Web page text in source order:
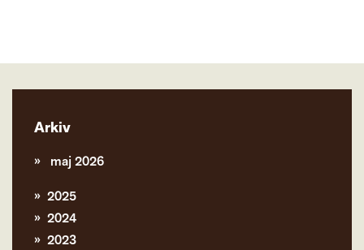
Arkiv
maj 2026
2025
2024
2023